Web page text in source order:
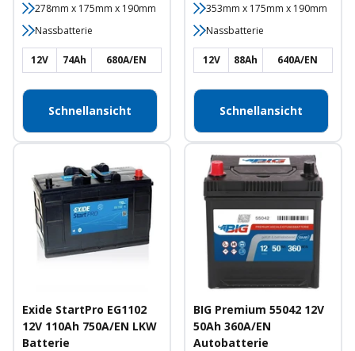
278mm x 175mm x 190mm
Nassbatterie
12V 74Ah 680A/EN
Schnellansicht
353mm x 175mm x 190mm
Nassbatterie
12V 88Ah 640A/EN
Schnellansicht
Exide StartPro EG1102
12V 110Ah 750A/EN LKW
Batterie
BIG Premium 55042 12V
50Ah 360A/EN
Autobatterie